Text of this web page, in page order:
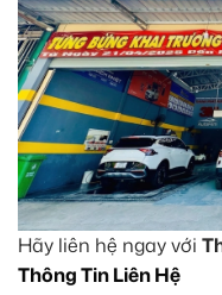
Hãy liên hệ ngay với
Thông Tin Liên Hệ